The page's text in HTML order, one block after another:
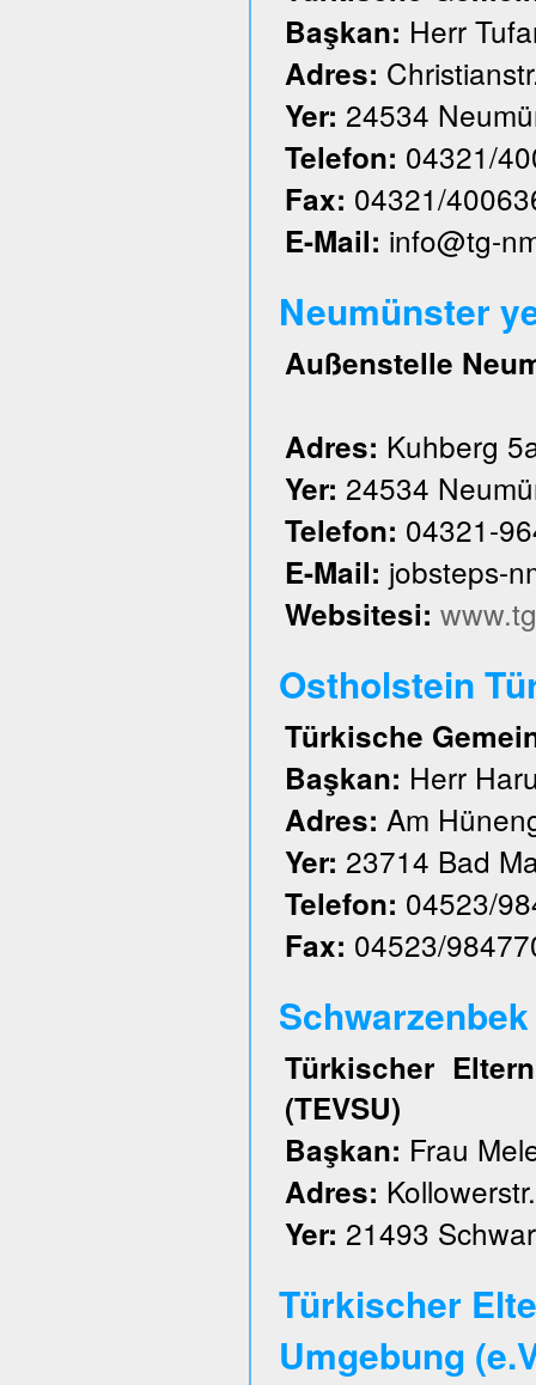
Başkan: Herr
Adres:
Yer: 24534
Telefon: 04321/
Fax: 04321/
E-Mail: info@tg-
Neumünster
Außenstelle
Adres: Kuhberg
Yer: 24534
Telefon: 04321-
E-Mail: jobsteps-
Websitesi:
Ostholstein
Türkische
Başkan: Herr
Adres: Am
Yer: 23714 Bad
Telefon: 04523/
Fax: 04523/
Türkischer
(TEVSU)
Başkan: Frau
Adres:
Yer: 21493
Türkischer
Umgebung